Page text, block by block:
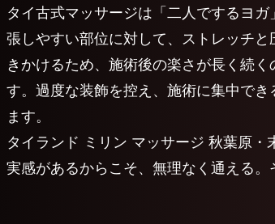
タイ古式マッサージは「二人でするヨ
張しやすい部位に対して、ストレッチ
きかけるため、施術後の楽さが長く続
す。過度な装飾を控え、施術に集中で
ます。
タイランド ミリン マッサージ 秋葉原
実感があるからこそ、無理なく通える